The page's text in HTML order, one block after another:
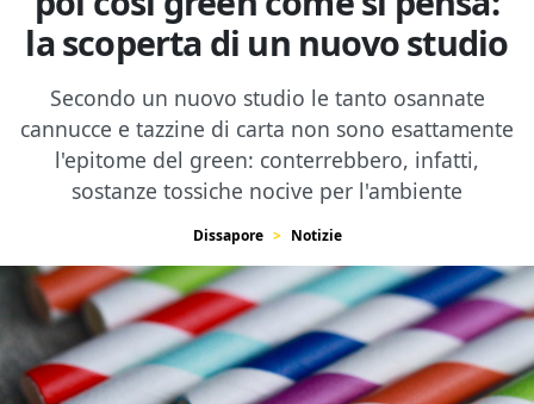
la scoperta di un nuovo studio
Secondo un nuovo studio le tanto osannate
cannucce e tazzine di carta non sono esattamente
l'epitome del green: conterrebbero, infatti,
sostanze tossiche nocive per l'ambiente
Dissapore Notizie